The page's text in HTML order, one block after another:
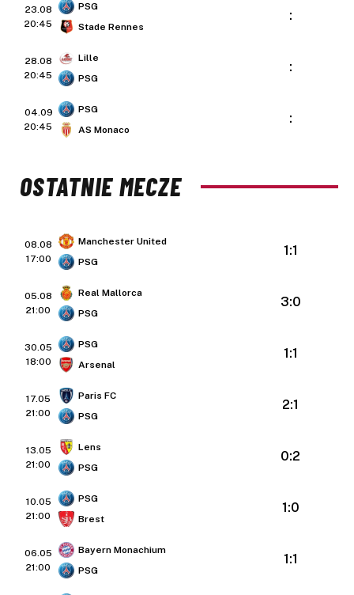
23.08
20:45
PSG
Stade Rennes
:
28.08
20:45
Lille
PSG
:
04.09
20:45
PSG
AS Monaco
:
OSTATNIE MECZE
08.08
17:00
Manchester United
PSG
1:1
05.08
21:00
Real Mallorca
PSG
3:0
30.05
18:00
PSG
Arsenal
1:1
17.05
21:00
Paris FC
PSG
2:1
13.05
21:00
Lens
PSG
0:2
10.05
21:00
PSG
Brest
1:0
06.05
21:00
Bayern Monachium
PSG
1:1